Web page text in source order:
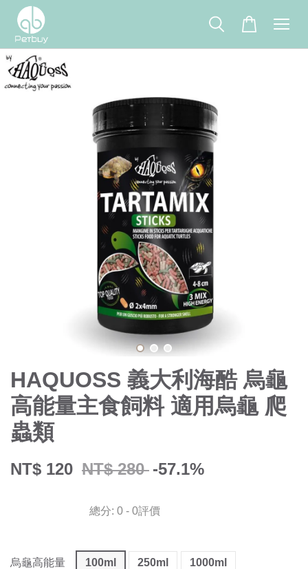
HAQUOSS 義大利海酷 烏龜
高能量主食飼料 適用烏龜 爬
蟲類
NT$ 120 NT$ 280 -57.1%
總分: 0 - 0評價
烏龜高能量
100ml 250ml 1000ml